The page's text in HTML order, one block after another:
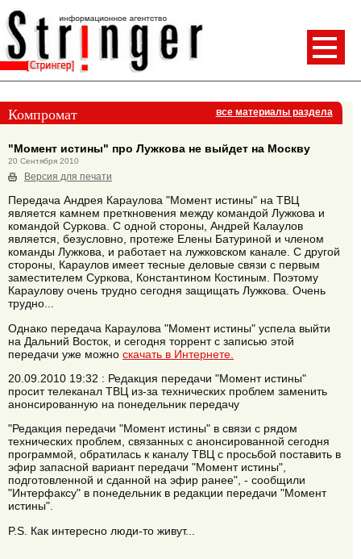
Компромат все материалы раздела
"Момент истины" про Лужкова не выйдет на Москву
20 Сентября 2010
Версия для печати
Передача Андрея Караулова "Момент истины" на ТВЦ
является камнем преткновения между командой Лужкова и
командой Суркова. С одной стороны, Андрей Калаулов
является, безусловно, протеже Елены Батуриной и членом
команды Лужкова, и работает на лужковском канале. С другой
стороны, Караулов имеет тесные деловые связи с первым
заместителем Суркова, Константином Костиным. Поэтому
Караулову очень трудно сегодня защищать Лужкова. Очень
трудно...
Однако передача Караулова "Момент истины" успела выйти
на Дальний Восток, и сегодня торрент с записью этой
передачи уже можно скачать в Интернете.
20.09.2010 19:32 : Редакция передачи "Момент истины"
просит телеканал ТВЦ из-за технических проблем заменить
анонсированную на понедельник передачу
"Редакция передачи "Момент истины" в связи с рядом
технических проблем, связанных с анонсированной сегодня
программой, обратилась к каналу ТВЦ с просьбой поставить в
эфир запасной вариант передачи "Момент истины",
подготовленной и сданной на эфир ранее", - сообщили
"Интерфаксу" в понедельник в редакции передачи "Момент
истины".
P.S. Как интересно люди-то живут...